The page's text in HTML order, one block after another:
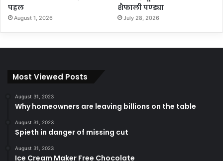
पहल
August 1, 2026
शैफाली पण्ड्या
July 28, 2026
Most Viewed Posts
August 31, 2023
Why homeowners are leaving billions on the table
August 31, 2023
Spieth in danger of missing cut
August 31, 2023
Ice Cream Maker Free Chocolate